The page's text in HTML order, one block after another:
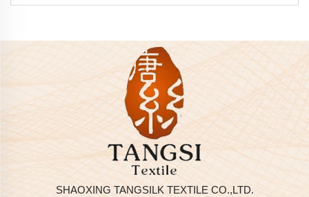
SHAOXING TANGSILK TEXTILE CO.,LTD.